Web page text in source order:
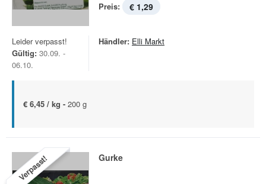
Preis: € 1,29
Leider verpasst!
Gültig: 30.09. -
06.10.
Händler: Elli Markt
€ 6,45 / kg - 200 g
Verpasst! Gurke